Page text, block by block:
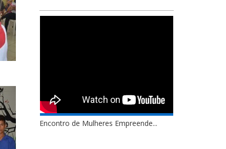
Encontro de Mulheres Empreende...